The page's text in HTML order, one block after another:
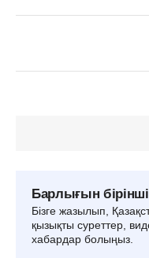
Барлығын
Бізге жазылып,
қызықты суреттер,
хабардар болыңыз.